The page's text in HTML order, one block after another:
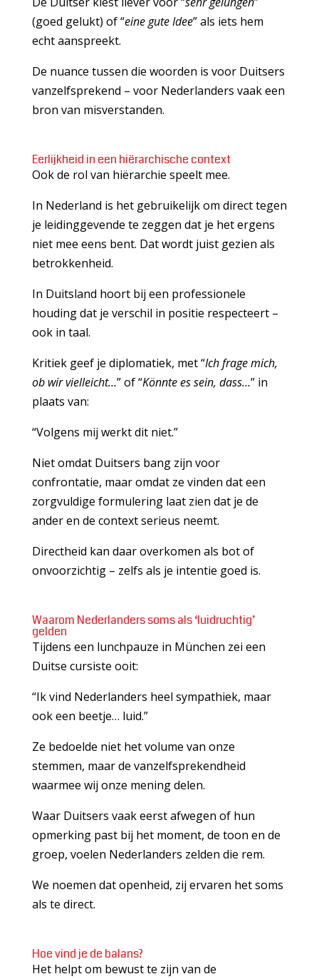
(goed gelukt) of “eine gute Idee” als iets hem
echt aanspreekt.
De nuance tussen die woorden is voor Duitsers
vanzelfsprekend – voor Nederlanders vaak een
bron van misverstanden.
Eerlijkheid in een hiërarchische context
Ook de rol van hiërarchie speelt mee.
In Nederland is het gebruikelijk om direct tegen
je leidinggevende te zeggen dat je het ergens
niet mee eens bent. Dat wordt juist gezien als
betrokkenheid.
In Duitsland hoort bij een professionele
houding dat je verschil in positie respecteert –
ook in taal.
Kritiek geef je diplomatiek, met “Ich frage mich,
ob wir vielleicht…” of “Könnte es sein, dass…” in
plaats van:
“Volgens mij werkt dit niet.”
Niet omdat Duitsers bang zijn voor
confrontatie, maar omdat ze vinden dat een
zorgvuldige formulering laat zien dat je de
ander en de context serieus neemt.
Directheid kan daar overkomen als bot of
onvoorzichtig – zelfs als je intentie goed is.
Waarom Nederlanders soms als ‘luidruchtig’
gelden
Tijdens een lunchpauze in München zei een
Duitse cursiste ooit:
“Ik vind Nederlanders heel sympathiek, maar
ook een beetje… luid.”
Ze bedoelde niet het volume van onze
stemmen, maar de vanzelfsprekendheid
waarmee wij onze mening delen.
Waar Duitsers vaak eerst afwegen of hun
opmerking past bij het moment, de toon en de
groep, voelen Nederlanders zelden die rem.
We noemen dat openheid, zij ervaren het soms
als te direct.
Hoe vind je de balans?
Het helpt om bewust te zijn van de